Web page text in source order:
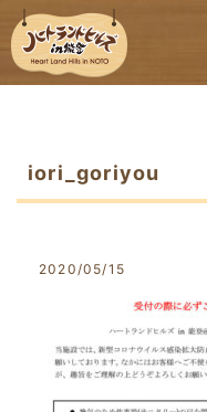
iori_goriyou
2020/05/15